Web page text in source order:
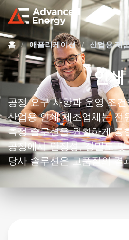
홈 / 애플리케이션 / 산업용 제
인쇄
공정 요구 사항과 운영 조
산업용 인쇄 제조업체는 전
측정 솔루션을 원활하게 통
공정에서 안정성, 정밀도
당사 솔루션은 고품질의 결
있도록 지원합니다.